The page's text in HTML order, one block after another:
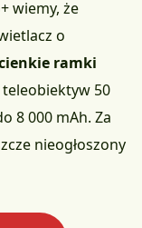
wiemy, że
o
ramki
teleobiektyw 50
8 000 mAh. Za
nieogłoszony